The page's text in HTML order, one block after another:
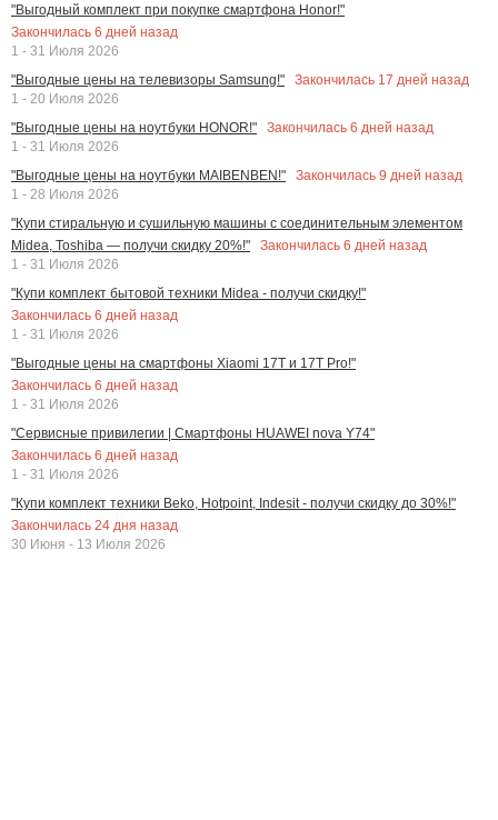
"Выгодный комплект при покупке смартфона Honor!"
Закончилась 6 дней назад
1 - 31 Июля 2026
"Выгодные цены на телевизоры Samsung!"
Закончилась 17 дней назад
1 - 20 Июля 2026
"Выгодные цены на ноутбуки HONOR!"
Закончилась 6 дней назад
1 - 31 Июля 2026
"Выгодные цены на ноутбуки MAIBENBEN!"
Закончилась 9 дней назад
1 - 28 Июля 2026
"Купи стиральную и сушильную машины с соединительным элементом
Midea, Toshiba — получи скидку 20%!"
Закончилась 6 дней назад
1 - 31 Июля 2026
"Купи комплект бытовой техники Midea - получи скидку!"
Закончилась 6 дней назад
1 - 31 Июля 2026
"Выгодные цены на смартфоны Xiaomi 17T и 17T Pro!"
Закончилась 6 дней назад
1 - 31 Июля 2026
"Сервисные привилегии | Смартфоны HUAWEI nova Y74"
Закончилась 6 дней назад
1 - 31 Июля 2026
"Купи комплект техники Beko, Hotpoint, Indesit - получи скидку до 30%!"
Закончилась 24 дня назад
30 Июня - 13 Июля 2026